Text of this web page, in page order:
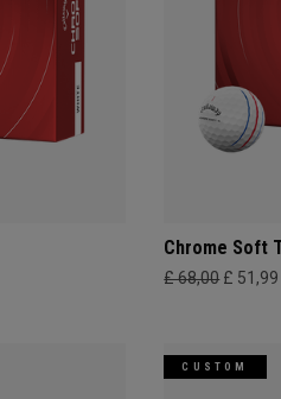
Chrome Soft
£ 68,00 £ 51,99
CUSTOM